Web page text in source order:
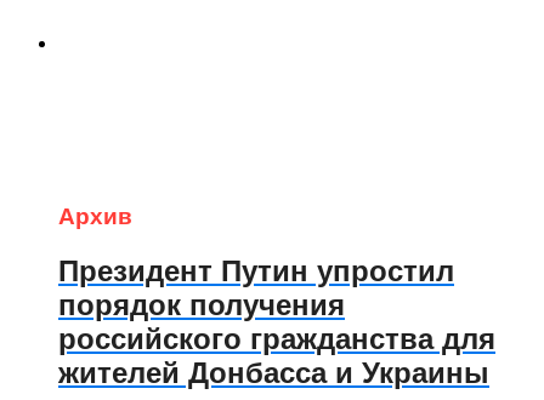
Архив
Президент Путин упростил
порядок получения
российского гражданства для
жителей Донбасса и Украины